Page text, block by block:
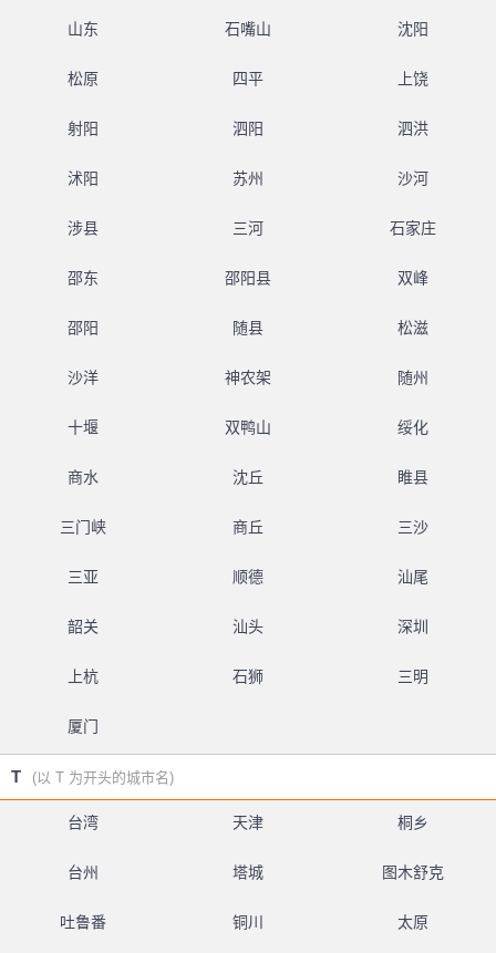
山东 石嘴山 沈阳
松原 四平 上饶
射阳 泗阳 泗洪
沭阳 苏州 沙河
涉县 三河 石家庄
邵东 邵阳县 双峰
邵阳 随县 松滋
沙洋 神农架 随州
十堰 双鸭山 绥化
商水 沈丘 睢县
三门峡 商丘 三沙
三亚 顺德 汕尾
韶关 汕头 深圳
上杭 石狮 三明
厦门
T (以 T 为开头的城市名)
台湾 天津 桐乡
台州 塔城 图木舒克
吐鲁番 铜川 太原